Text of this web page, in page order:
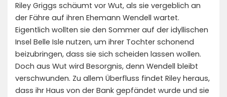
Riley Griggs schäumt vor Wut, als sie vergeblich an
der Fähre auf ihren Ehemann Wendell wartet.
Eigentlich wollten sie den Sommer auf der idyllischen
Insel Belle Isle nutzen, um ihrer Tochter schonend
beizubringen, dass sie sich scheiden lassen wollen.
Doch aus Wut wird Besorgnis, denn Wendell bleibt
verschwunden. Zu allem Überfluss findet Riley heraus,
dass ihr Haus von der Bank gepfändet wurde und sie